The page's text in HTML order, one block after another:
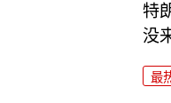
特
没
最